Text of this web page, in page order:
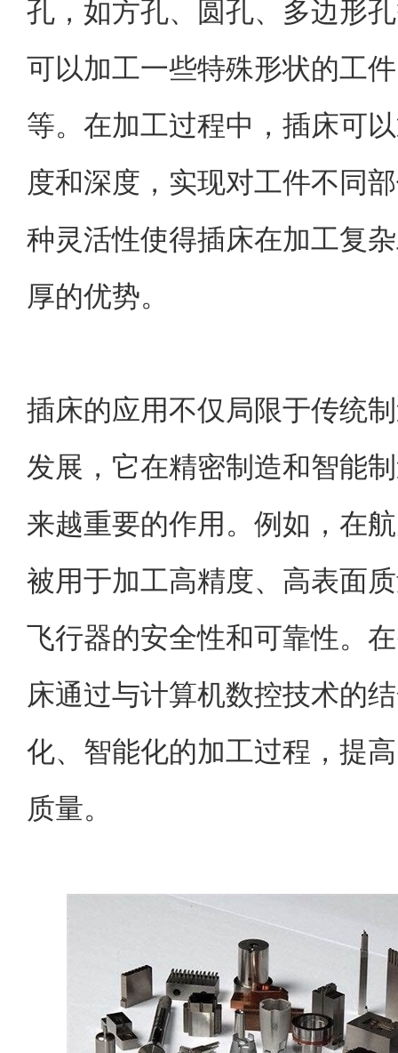
孔，如方孔、圆孔、多边形
可以加工一些特殊形状的工
等。在加工过程中，插床可
度和深度，实现对工件不同
种灵活性使得插床在加工复
厚的优势。
插床的应用不仅局限于传统
发展，它在精密制造和智能
来越重要的作用。例如，在
被用于加工高精度、高表面
飞行器的安全性和可靠性。
床通过与计算机数控技术的
化、智能化的加工过程，提
质量。